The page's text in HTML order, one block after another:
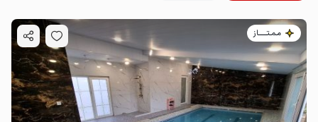
مـمـتــــــاز